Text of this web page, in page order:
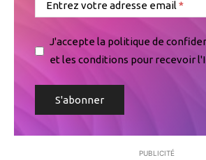
Entrez votre adresse email
J'accepte la politique de
et les conditions pour recevoir
PUBLICITÉ